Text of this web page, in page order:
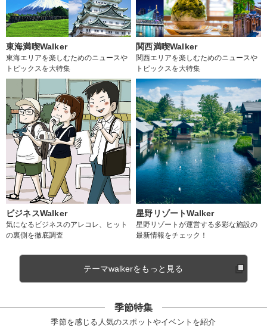
東海満喫Walker
東海エリアを楽しむためのニュースや
トピックスを大特集
関西満喫Walker
関西エリアを楽しむためのニュースや
トピックスを大特集
ビジネスWalker
気になるビジネスのアレコレ、ヒット
の裏側を徹底調査
星野リゾートWalker
星野リゾートが運営する多彩な施設の
最新情報をチェック！
テーマwalkerをもっと見る
季節特集
季節を感じる人気のスポットやイベントを紹介